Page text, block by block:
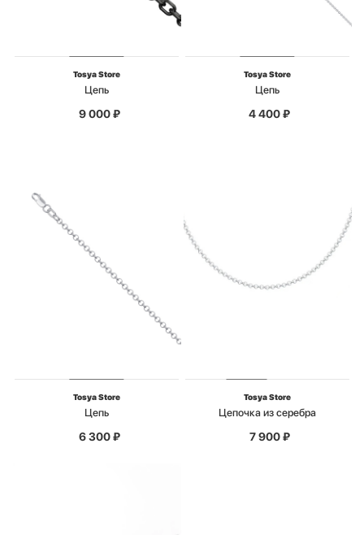
Tosya Store
Цепь
9 000₽
Tosya Store
Цепь
4 400₽
Tosya Store
Цепь
6 300₽
Tosya Store
Цепочка из серебра
7 900₽